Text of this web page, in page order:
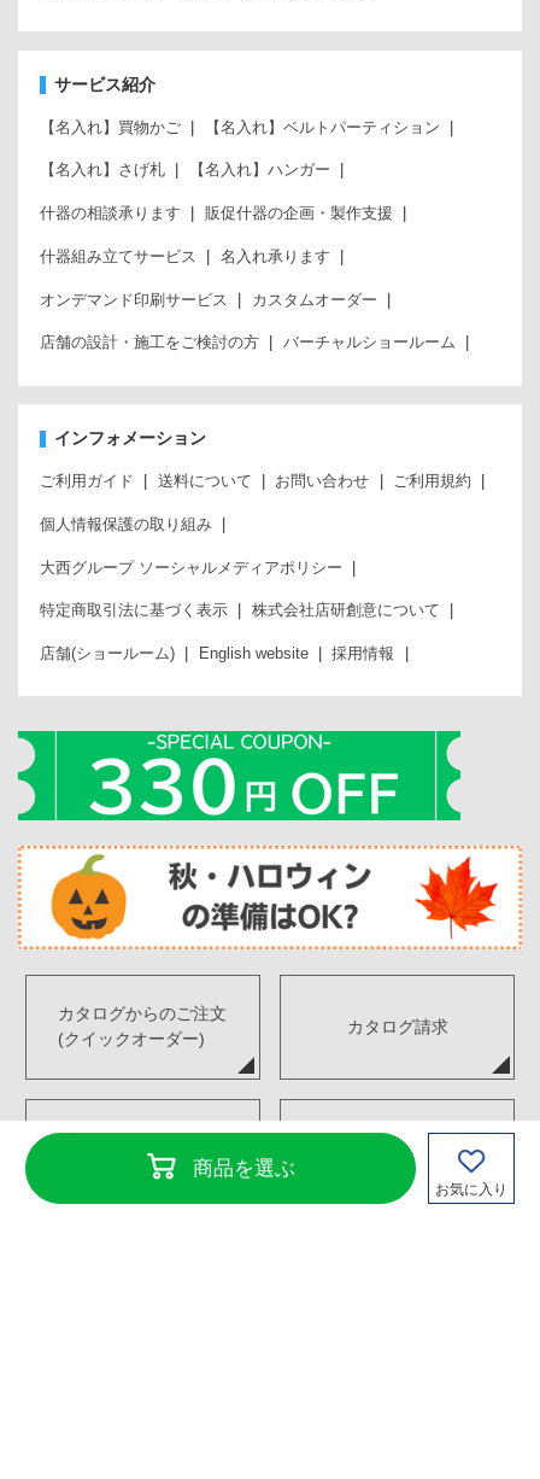
商品を選ぶ
お気に入り
サービス紹介
【名入れ】買物かご 【名入れ】ベルトパーティション
【名入れ】さげ札 【名入れ】ハンガー
什器の相談承ります 販促什器の企画・製作支援
什器組み立てサービス 名入れ承ります
オンデマンド印刷サービス カスタムオーダー
店舗の設計・施工をご検討の方 バーチャルショールーム
インフォメーション
ご利用ガイド 送料について お問い合わせ ご利用規約
個人情報保護の取り組み
大西グループ ソーシャルメディアポリシー
特定商取引法に基づく表示 株式会社店研創意について
店舗(ショールーム) English website 採用情報
カタログからのご注文
(クイックオーダー)
カタログ請求
デジタルカタログ FAX注文書ダウンロード